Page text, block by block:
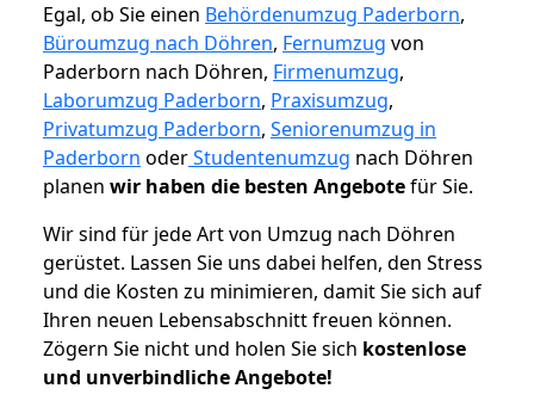
Egal, ob Sie einen Behördenumzug Paderborn,
Büroumzug nach Döhren, Fernumzug von
Paderborn nach Döhren, Firmenumzug,
Laborumzug Paderborn, Praxisumzug,
Privatumzug Paderborn, Seniorenumzug in
Paderborn oderStudentenumzug nach Döhren
planen wir haben die besten Angebotefür Sie.
Wir sind für jede Art von Umzug nach Döhren
gerüstet. Lassen Sie uns dabei helfen, den Stress
und die Kosten zu minimieren, damit Sie sich auf
Ihren neuen Lebensabschnitt freuen können.
Zögern Sie nicht und holen Sie sich kostenlose
und unverbindliche Angebote!